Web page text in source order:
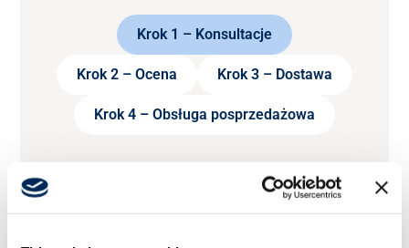
Krok 1 – Konsultacje
Krok 2 – Ocena Krok 3 – Dostawa
Krok 4 – Obsługa posprzedażowa